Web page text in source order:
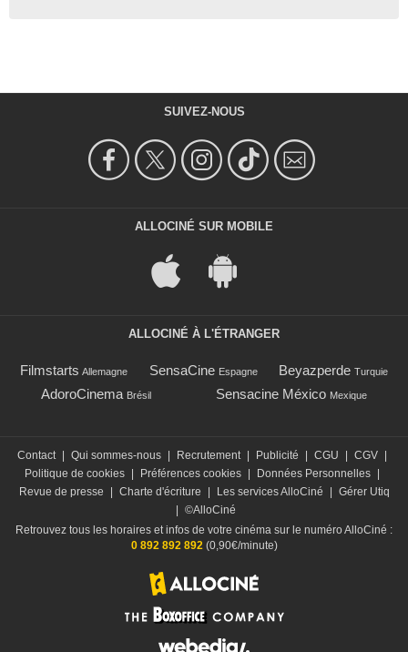
SUIVEZ-NOUS
ALLOCINÉ SUR MOBILE
ALLOCINÉ À L'ÉTRANGER
Filmstarts Allemagne SensaCine Espagne Beyazperde Turquie
AdoroCinema Brésil Sensacine México Mexique
Contact Qui sommes-nous Recrutement Publicité CGU CGV
Politique de cookies
Préférences cookies Données Personnelles
Revue de presse
Charte d'écriture Les services AlloCiné
Gérer Utiq
©AlloCiné
Retrouvez tous les horaires et infos de votre cinéma sur le numéro AlloCiné :
0 892 892 892(0,90€/minute)